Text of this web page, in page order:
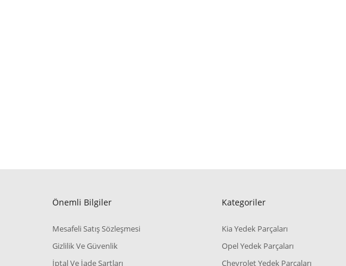
Önemli Bilgiler
Mesafeli Satış Sözleşmesi
Gizlilik Ve Güvenlik
İptal Ve İade Şartları
Kategoriler
Kia Yedek Parçaları
Opel Yedek Parçaları
Chevrolet Yedek Parçaları